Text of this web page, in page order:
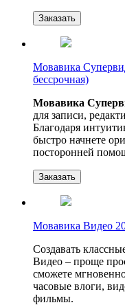
Заказать
Мовавика
бессрочная)
Мовавика
для записи,
Благодаря
быстро начнете
посторонней
Заказать
Мовавика Видео
Создавать
Видео – проще
сможете
часовые влоги,
фильмы.